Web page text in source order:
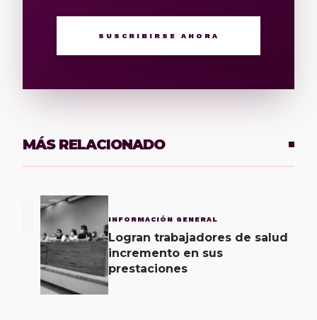
SUSCRIBIRSE AHORA
MÁS RELACIONADO
INFORMACIÓN GENERAL
Logran trabajadores de salud
incremento en sus
prestaciones